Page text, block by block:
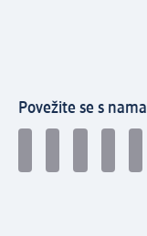
Povežite se s nama